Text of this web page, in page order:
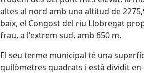
altes al nord amb una altitud de
baix, el Congost del riu Llobregat
frau, a l'extrem sud, amb 650 m.
El seu terme municipal té una
quilòmetres quadrats i està dividit en